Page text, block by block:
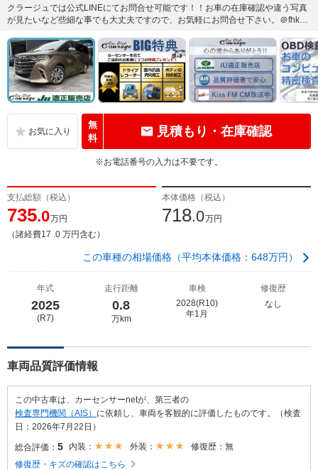
クラージュでは公式LINEにてお問合せ可能です！！お車の在庫確認や違う写真
が見たいなど些細な事でも大丈夫ですので、お気軽にお問合せ下さい。＠fhk78
無
料
見積もり・在庫確認
※お電話番号の入力は不要です。
支払総額（税込）
735.0万円
（諸経費17 .0 万円含む）
本体価格（税込）
718.0万円
この車種の相場価格（平均本体価格：648万円）
年式
2025
(R7)
走行距離
0.8
万km
車検
2028(R10)
年1月
修復歴
なし
車両品質評価情報
この中古車は、カーセンサーnetが、第三者の
検査専門機関（AIS） に依頼し、車両を客観的に評価したものです。（検査
日：2026年7月22日）
総合評価： 5 内装： 外装：
修復歴：無
修復歴・キズの確認はこちら